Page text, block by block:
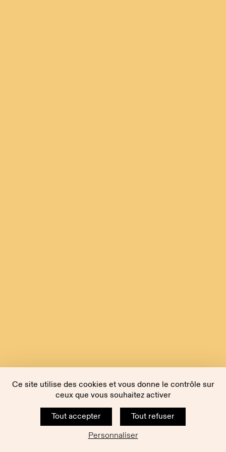
Ce site utilise des cookies et vous donne le contrôle sur
ceux que vous souhaitez activer
Tout accepter
Tout refuser
Personnaliser